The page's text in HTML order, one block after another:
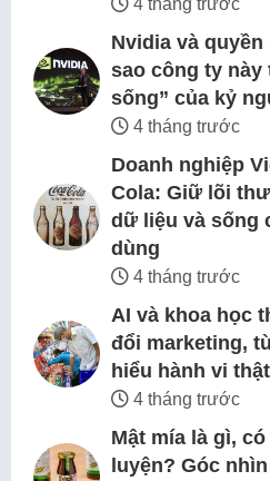
4 tháng trước
Nvidia và
sao công ty
sống” của kỷ
4 tháng trước
Doanh nghiệp
Cola: Giữ lõi
dữ liệu và sống
dùng
4 tháng trước
AI và khoa học
đổi marketing,
hiểu hành vi thật
4 tháng trước
Mật mía là gì,
luyện? Góc